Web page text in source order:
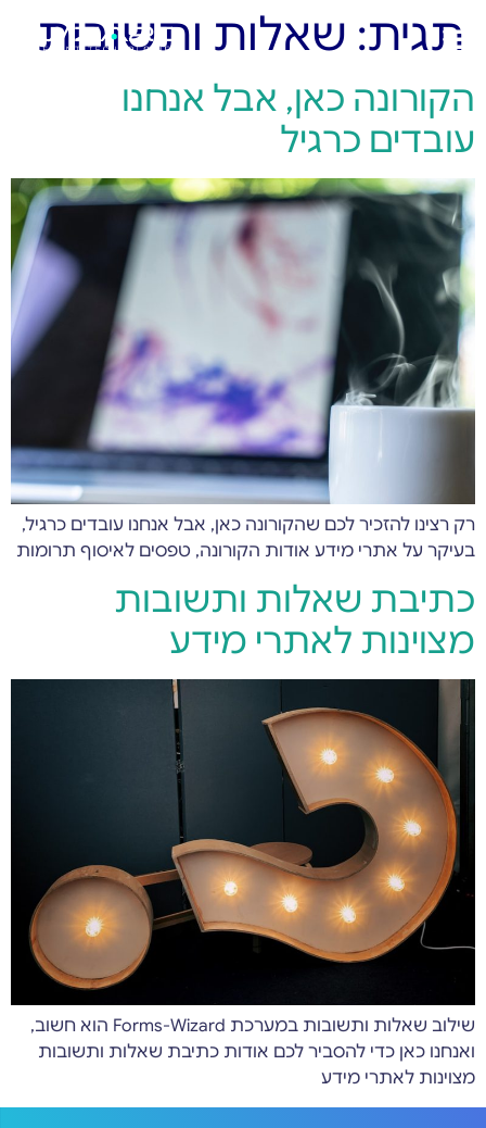
תגית: שאלות ותשובות
הקורונה כאן, אבל אנחנו
עובדים כרגיל
רק רצינו להזכיר לכם שהקורונה כאן, אבל אנחנו עובדים כרגיל,
בעיקר על אתרי מידע אודות הקורונה, טפסים לאיסוף תרומות
כתיבת שאלות ותשובות
מצוינות לאתרי מידע
שילוב שאלות ותשובות במערכת Forms-Wizard הוא חשוב,
ואנחנו כאן כדי להסביר לכם אודות כתיבת שאלות ותשובות
מצוינות לאתרי מידע